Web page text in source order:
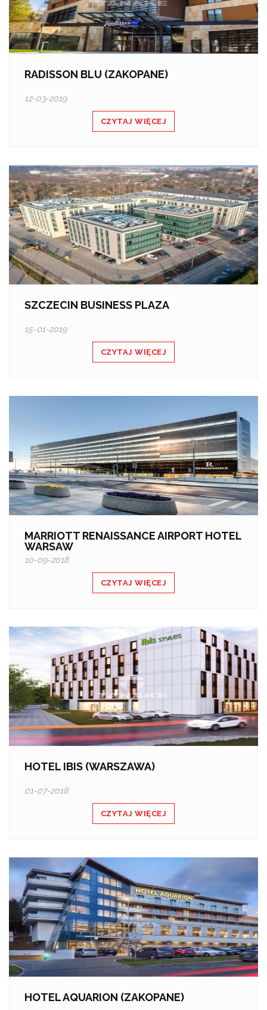
RADISSON BLU (ZAKOPANE)
12-03-2019
CZYTAJ WIĘCEJ
SZCZECIN BUSINESS PLAZA
15-01-2019
CZYTAJ WIĘCEJ
MARRIOTT RENAISSANCE AIRPORT HOTEL
WARSAW
10-09-2018
CZYTAJ WIĘCEJ
HOTEL IBIS (WARSZAWA)
01-07-2018
CZYTAJ WIĘCEJ
HOTEL AQUARION (ZAKOPANE)